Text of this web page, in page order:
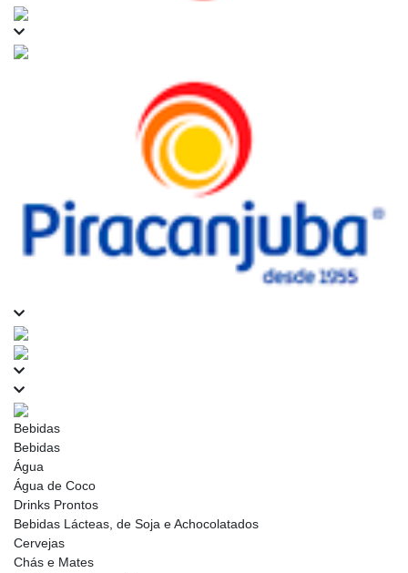
Bebidas
Bebidas
Água
Água de Coco
Drinks Prontos
Bebidas Lácteas, de Soja e Achocolatados
Cervejas
Chás e Mates